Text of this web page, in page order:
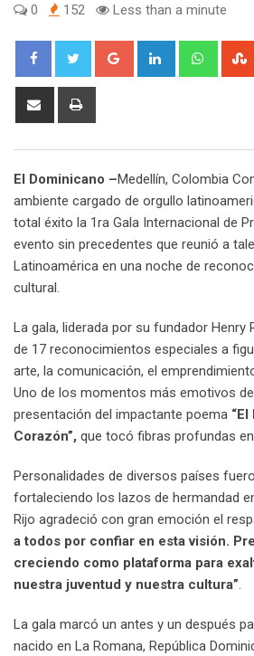
0 152 Less than a minute
Google+ LinkedIn
Share
El Dominicano –Medellín, Colombia
ambiente cargado de orgullo
total éxito la 1ra Gala Internacional de
evento sin precedentes que reunió a
Latinoamérica en una noche de
cultural.
La gala, liderada por su fundador Henry
de 17 reconocimientos especiales a
arte, la comunicación, el
Uno de los momentos más emotivos
presentación del impactante poema
Corazón”, que tocó fibras profundas
Personalidades de diversos países
fortaleciendo los lazos de hermandad
Rijo agradeció con gran emoción el
a todos por confiar en esta visión.
creciendo como plataforma para
nuestra juventud y nuestra cultura”.
La gala marcó un antes y un después
nacido en La Romana, República